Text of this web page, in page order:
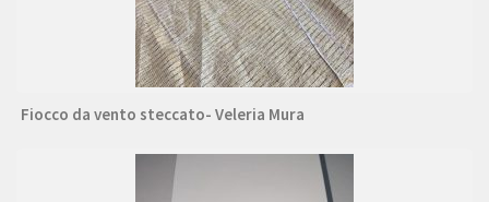
Fiocco da vento steccato- Veleria Mura